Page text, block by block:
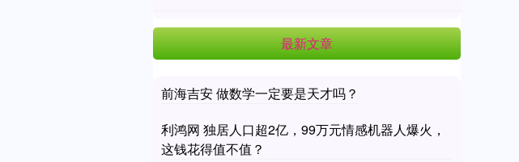
最新文章
前海吉安 做数学一定要是天才吗？
利鸿网 独居人口超2亿，99万元情感机器人爆火，
这钱花得值不值？